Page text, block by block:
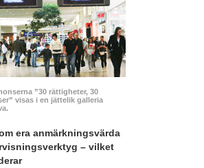
”30 rättigheter, 30
visas i en jättelik galleria
era anmärkningsvärda
– vilket